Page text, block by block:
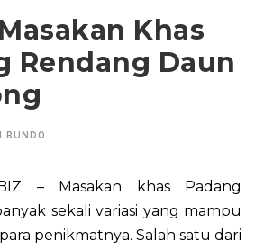
Khas
Rendang Daun
BUNDO
– Masakan khas Padang
sekali variasi yang mampu
penikmatnya. Salah satu dari